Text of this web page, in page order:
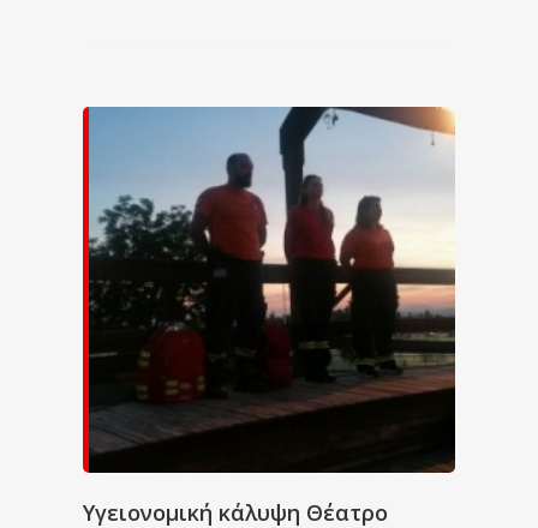
Υγειονομική κάλυψη Θέατρο